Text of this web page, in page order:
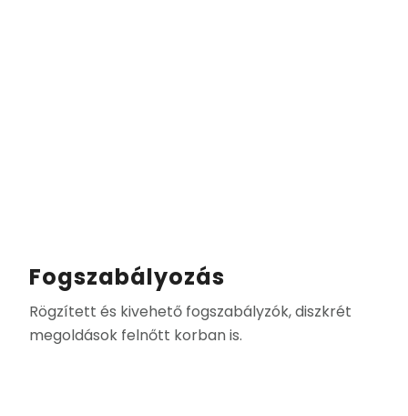
Fogszabályozás
Rögzített és kivehető fogszabályzók, diszkrét
megoldások felnőtt korban is.